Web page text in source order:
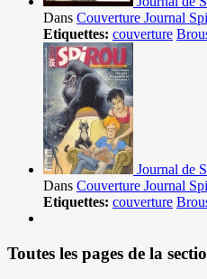
Dans Couverture Journal
Etiquettes: couverture
Journal de
Dans Couverture Journal
Etiquettes: couverture
Toutes les pages de la